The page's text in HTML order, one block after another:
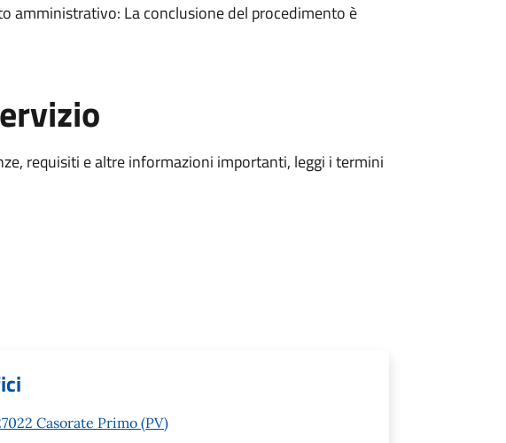
amministrativo: La conclusione del procedimento è
requisiti e altre informazioni importanti, leggi i termini
Casorate Primo (PV)